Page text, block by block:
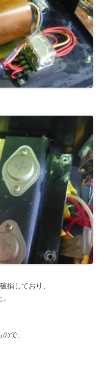
損しており、
で、